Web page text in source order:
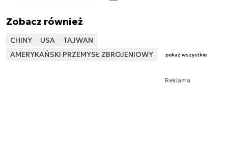
Zobacz również
CHINY USA
TAJWAN
AMERYKAŃSKI PRZEMYSŁ ZBROJENIOWY
pokaż wszystkie
Reklama